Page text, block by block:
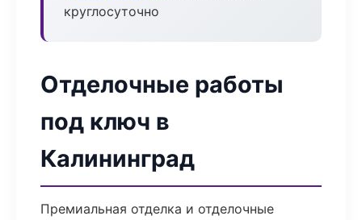
круглосуточно
Отделочные работы
под ключ в
Калининград
Премиальная отделка и отделочные